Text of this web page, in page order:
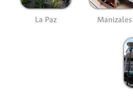
La Paz Manizales